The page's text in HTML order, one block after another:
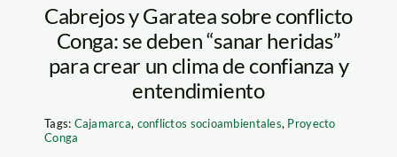
Cabrejos y Garatea sobre conflicto
Conga: se deben “sanar heridas”
para crear un clima de confianza y
entendimiento
Tags: Cajamarca, conflictos socioambientales, Proyecto
Conga